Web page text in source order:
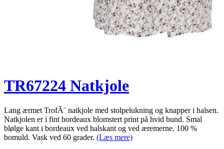
TR67224 Natkjole
Lang ærmet TrofÃ¨ natkjole med stolpelukning og knapper i halsen.
Natkjolen er i fint bordeaux blomstert print på hvid bund. Smal
blølge kant i bordeaux ved halskant og ved æremerne. 100 %
bomuld. Vask ved 60 grader. (Læs mere)